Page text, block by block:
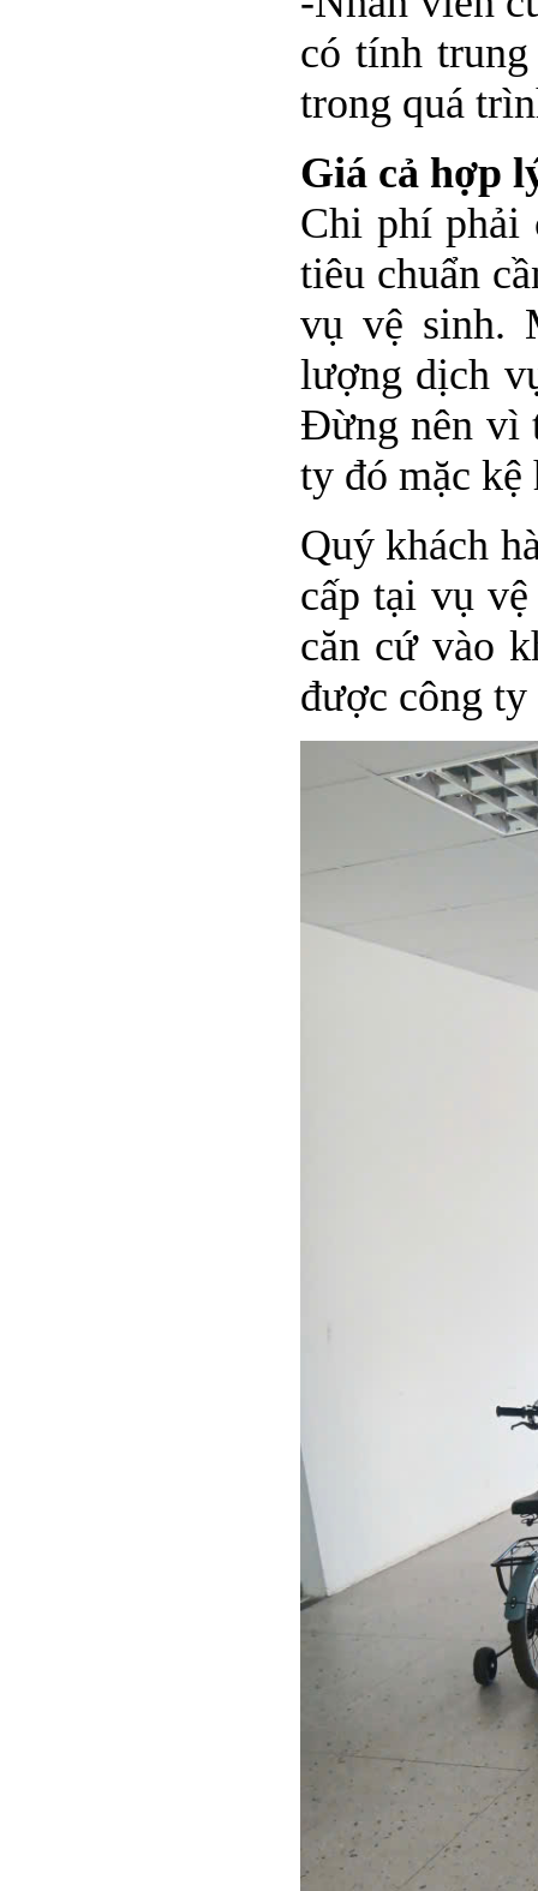
có tính
trong quá
Giá cả hợp
Chi phí phải
tiêu chuẩn
vụ vệ sinh.
lượng dịch
Đừng nên vì
ty đó mặc kệ
Quý khách
cấp tại vụ
căn cứ vào
được công